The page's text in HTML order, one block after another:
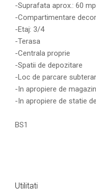
-Suprafata aprox.: 60 mp
-Compartimentare
-Etaj: 3/4
-Terasa
-Centrala proprie
-Spatii de depozitare
-Loc de parcare
-In apropiere de
-In apropiere de statie
BS1
Utilitati